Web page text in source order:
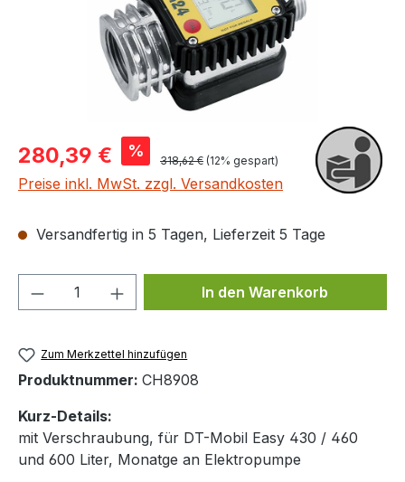
Verkaufspreis:
280,39 € % Regulärer Preis:
318,62 € (12% gespart)
Preise inkl. MwSt. zzgl. Versandkosten
Versandfertig in 5 Tagen, Lieferzeit 5 Tage
Produkt Anzahl: Gib denIn den Warenkorb
Zum Merkzettel hinzufügen
Produktnummer: CH8908
Kurz-Details:
mit Verschraubung, für DT-Mobil Easy 430 / 460
und 600 Liter, Monatge an Elektropumpe